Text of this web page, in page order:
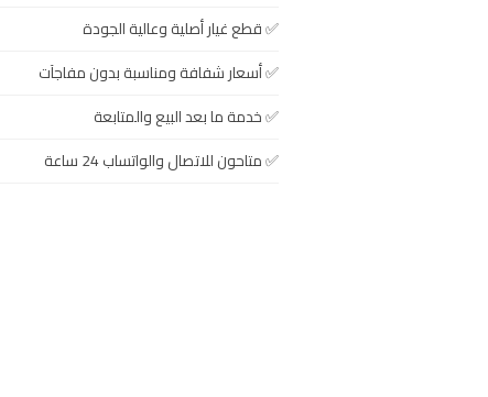
قطع غيار أصلية وعالية الجودة
أسعار شفافة ومناسبة بدون مفاجآت
خدمة ما بعد البيع والمتابعة
متاحون للاتصال والواتساب 24 ساعة